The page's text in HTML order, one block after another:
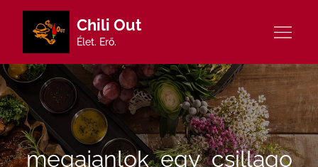
Chili Out
Élet. Erő.
megajanlok_egy_csillago